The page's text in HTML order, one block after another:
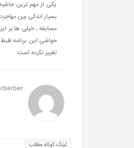
یکی از مهم ترین
بسیار اندکی بین
مسابقه ، خیلی ها بر
تغییر نکرده است .
لینک کوتاه مطلب